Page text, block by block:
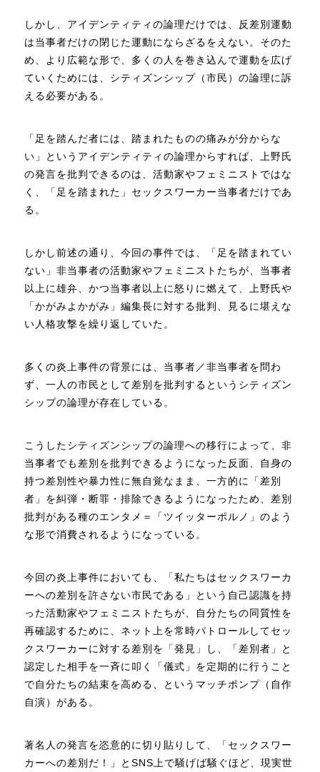
しかし、アイデンティティの論理だけでは、反差別運動
は当事者だけの閉じた運動にならざるをえない。そのた
め、より広範な形で、多くの人を巻き込んで運動を広げ
ていくためには、シティズンシップ（市民）の論理に訴
える必要がある。
「足を踏んだ者には、踏まれたものの痛みが分からな
い」というアイデンティティの論理からすれば、上野氏
の発言を批判できるのは、活動家やフェミニストではな
く、「足を踏まれた」セックスワーカー当事者だけであ
る。
しかし前述の通り、今回の事件では、「足を踏まれてい
ない」非当事者の活動家やフェミニストたちが、当事者
以上に雄弁、かつ当事者以上に怒りに燃えて、上野氏や
「かがみよかがみ」編集長に対する批判、見るに堪えな
い人格攻撃を繰り返していた。
多くの炎上事件の背景には、当事者／非当事者を問わ
ず、一人の市民として差別を批判するというシティズン
シップの論理が存在している。
こうしたシティズンシップの論理への移行によって、非
当事者でも差別を批判できるようになった反面、自身の
持つ差別性や暴力性に無自覚なまま、一方的に「差別
者」を糾弾・断罪・排除できるようになったため、差別
批判がある種のエンタメ＝「ツイッターポルノ」のよう
な形で消費されるようになっている。
今回の炎上事件においても、「私たちはセックスワーカ
ーへの差別を許さない市民である」という自己認識を持
った活動家やフェミニストたちが、自分たちの同質性を
再確認するために、ネット上を常時パトロールしてセッ
クスワーカーに対する差別を「発見」し、「差別者」と
認定した相手を一斉に叩く「儀式」を定期的に行うこと
で自分たちの結束を高める、というマッチポンプ（自作
自演）がある。
著名人の発言を恣意的に切り貼りして、「セックスワー
カーへの差別だ！」とSNS上で騒げば騒ぐほど、現実世